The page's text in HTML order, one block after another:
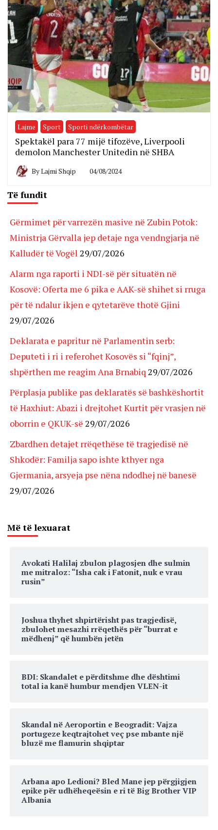
Lajme Sport Sporti ndërkombëtar
Spektakël para 77 mijë tifozëve, Liverpooli
demolon Manchester Unitedin në SHBA
ByLajmi Shqip 04/08/2024
Të fundit
Gërmimet për varrezën masive në Zubin Potok:
Ministrja Gërvalla jep detaje nga vendngjarja në
Kalludër të Vogël 29/07/2026
Alarm nga raporti i NDI-së për situatën në
Kosovë: Oferta me 6 pika e AAK-së shihet si rruga
për të ndalur ikjen e qytetarëve thotë Gjini
29/07/2026
Deklarata e papritur në Parlamentin serb:
Deputeti i ri i referohet Kosovës si “fqinj”,
shpërthen me reagim Ana Brnabiq 29/07/2026
Përplasja publike pas deklaratës së bashkëshortit
të Haxhiut: Abazi i drejtohet Kurtit për vrasjen në
oborrin e QKUK-së 29/07/2026
Zbardhen detajet rrëqethëse të tragjedisë në
Shkodër: Familja sapo ishte kthyer nga
Gjermania, arsyeja pse nëna ndodhej në banesë
29/07/2026
Më të lexuarat
Avokati Halilaj zbulon plagosjen dhe sulmin
me mitraloz: “Isha cak i Fatonit, nuk e vrau
rusin”
Joshua thyhet shpirtërisht pas tragjedisë,
zbulohet mesazhi rrëqethës për “burrat e
mëdhenj” që humbën jetën
BDI: Skandalet e përditshme dhe dështimi
total ia kanë humbur mendjen VLEN-it
Skandal në Aeroportin e Beogradit: Vajza
portugeze keqtrajtohet veç pse mbante një
bluzë me flamurin shqiptar
Arbana apo Ledioni? Bled Mane jep përgjigjen
epike për udhëheqeësin e ri të Big Brother VIP
Albania